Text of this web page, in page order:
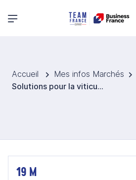
Menu principal
Accueil
Mes infos Marchés
Solutions pour la viticulture en Roumanie
19 M